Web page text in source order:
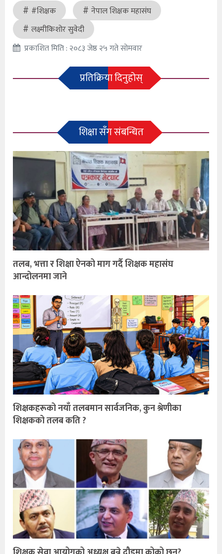
#शिक्षक
नेपाल शिक्षक महासंघ
लक्ष्मीकिशोर सुवेदी
प्रकाशित मिति : २०८३ जेष्ठ २५ गते सोमवार
प्रतिक्रिया दिनुहोस्
शिक्षा सँग संबन्धित
तलब, भत्ता र शिक्षा ऐनको माग गर्दै शिक्षक महासंघ
आन्दोलनमा जाने
शिक्षकहरूको नयाँ तलबमान सार्वजनिक, कुन श्रेणीका
शिक्षकको तलब कति ?